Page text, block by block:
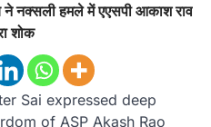
नक्सली हमले में एएसपी आकाश राव
शोक
Sai expressed deep
of ASP Akash Rao